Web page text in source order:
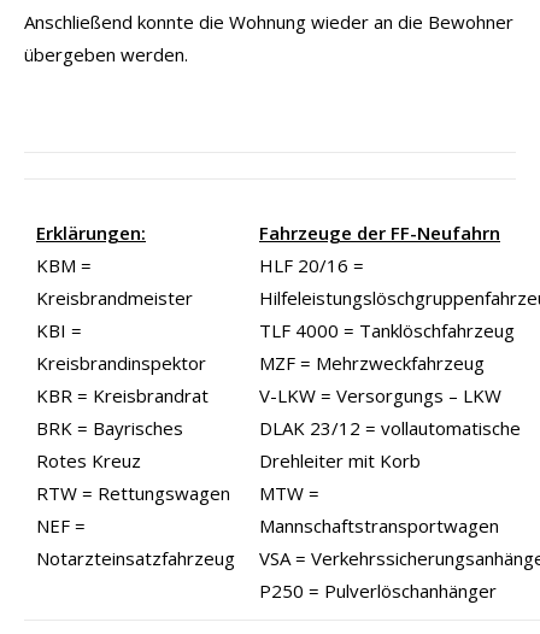
Anschließend konnte die Wohnung wieder an die Bewohner
übergeben werden.
Erklärungen:
KBM =
Kreisbrandmeister
KBI =
Kreisbrandinspektor
KBR = Kreisbrandrat
BRK = Bayrisches
Rotes Kreuz
RTW = Rettungswagen
NEF =
Notarzteinsatzfahrzeug
Fahrzeuge der FF-Neufahrn
HLF 20/16 =
TLF 4000 = Tanklöschfahrzeug
MZF = Mehrzweckfahrzeug
V-LKW = Versorgungs – LKW
DLAK 23/12 = vollautomatische
Drehleiter mit Korb
MTW =
Mannschaftstransportwagen
VSA =
P250 = Pulverlöschanhänger